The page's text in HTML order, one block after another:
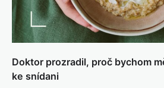
Doktor prozradil, proč bychom
ke snídani